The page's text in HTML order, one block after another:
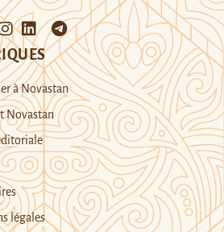
à Novastan
Novastan
légales